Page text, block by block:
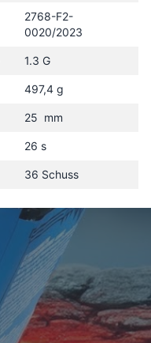
2768-F2-
0020/2023
1.3 G
497,4 g
25 mm
26 s
36 Schuss